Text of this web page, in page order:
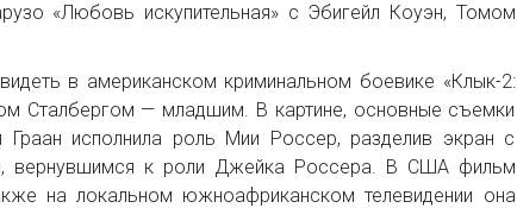
«Любовь искупительная» с Эбигейл Коуэн, Томом
в американском криминальном боевике «Клык-2:
Сталбергом — младшим. В картине, основные съемки
Граан исполнила роль Мии Россер, разделив экран с
вернувшимся к роли Джейка Россера. В США фильм
на локальном южноафриканском телевидении она